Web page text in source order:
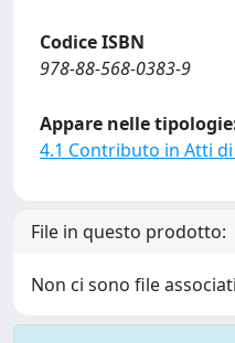
Codice ISBN
978-88-568-0383-9
Appare nelle
4.1 Contributo in Atti
File in questo prodotto:
Non ci sono file